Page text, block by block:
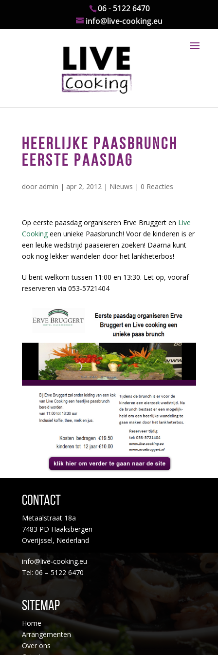
06 - 5122 6470
info@live-cooking.eu
HEERLIJKE PAASBRUNCH
EERSTE PAASDAG
door admin | apr 2, 2012 | Nieuws | 0 Reacties
Op eerste paasdag organiseren Erve Bruggert en Live
Cookingeen unieke Paasbrunch! Voor de kinderen is er
een leuke wedstrijd paaseieren zoeken! Daarna kunt
ook nog lekker wandelen door het lankheterbos!
U bent welkom tussen 11:00 en 13:30. Let op, vooraf
reserveren via 053-5721404
Contact
Metaalstraat 18a
7483 PD Haaksbergen
Overijssel, Nederland
info@live-cooking.eu
Tel: 06 – 5122 6470
Sitemap
Home
Arrangementen
Over ons